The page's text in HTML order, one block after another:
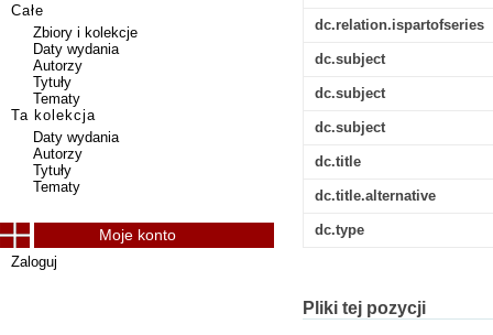
dc.relation.ispartofseries
dc.subject
dc.subject
dc.subject
dc.title
dc.title.alternative
dc.type
Pliki tej pozycji
Całe
Zbiory i kolekcje
Daty wydania
Autorzy
Tytuły
Tematy
Ta kolekcja
Daty wydania
Autorzy
Tytuły
Tematy
Moje konto
Zaloguj